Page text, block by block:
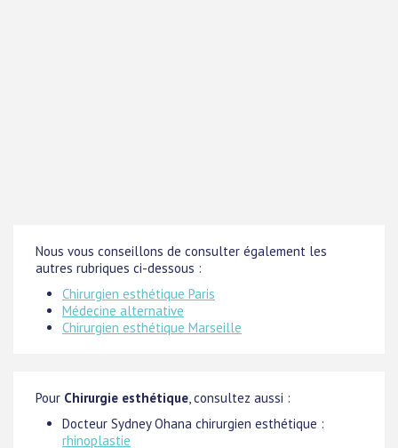
Nous vous conseillons de consulter également les
autres rubriques ci-dessous :
Chirurgien esthétique Paris
Médecine alternative
Chirurgien esthétique Marseille
Pour Chirurgie esthétique, consultez aussi :
Docteur Sydney Ohana chirurgien esthétique :
rhinoplastie